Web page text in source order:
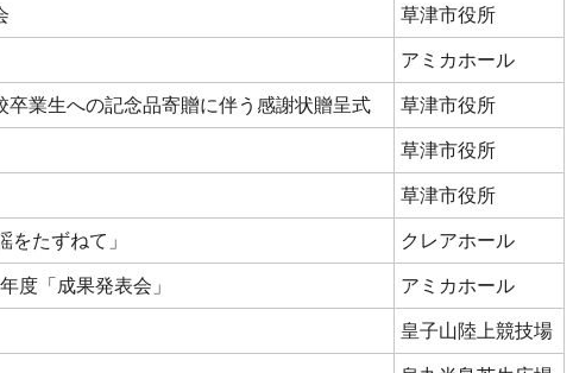
草津市役所
アミカホール
業生への記念品寄贈に伴う感謝状贈呈式
草津市役所
草津市役所
草津市役所
たずねて」
クレアホール
度「成果発表会」
アミカホール
皇子山陸上競技場